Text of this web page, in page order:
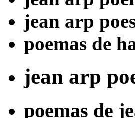
jean arp
poemas de
jean arp
poemas de